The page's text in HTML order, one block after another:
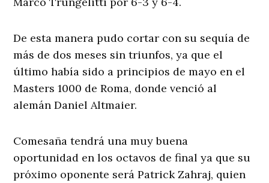
De esta manera pudo cortar con su sequía de
más de dos meses sin triunfos, ya que el
último había sido a principios de mayo en el
Masters 1000 de Roma, donde venció al
alemán Daniel Altmaier.
Comesaña tendrá una muy buena
oportunidad en los octavos de final ya que su
próximo oponente será Patrick Zahraj, quien